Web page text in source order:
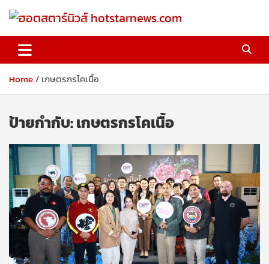
ฮอตสตาร์นิวส์ hotstarnews.com
Home เกษตรกรโคเนื้อ
ป้ายกำกับ:เกษตรกรโคเนื้อ